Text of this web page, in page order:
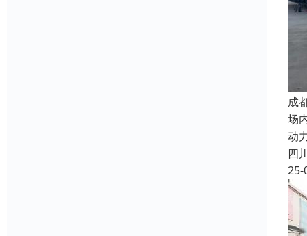
成
场
动
四
25-